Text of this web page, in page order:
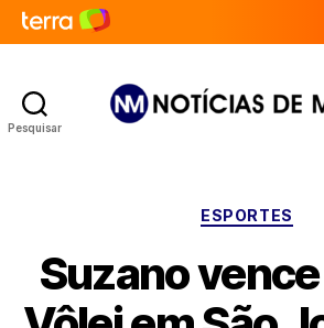
Pesquisar
ESPORTES
Suzano